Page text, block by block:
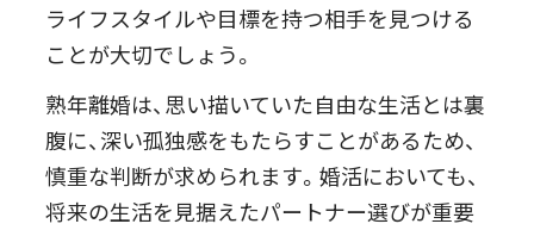
ライフスタイルや目標を持つ相手を見つける
ことが大切でしょう。
熟年離婚は、思い描いていた自由な生活とは裏
腹に、深い孤独感をもたらすことがあるため、
慎重な判断が求められます。婚活においても、
将来の生活を見据えたパートナー選びが重要